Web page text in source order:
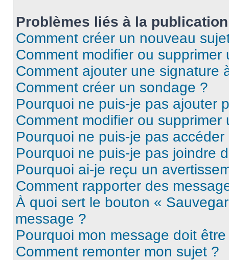
Problèmes liés à la
Comment créer un nouveau
Comment modifier ou supprimer
Comment ajouter une signature
Comment créer un sondage ?
Pourquoi ne puis-je pas ajouter
Comment modifier ou supprimer
Pourquoi ne puis-je pas
Pourquoi ne puis-je pas joindre
Pourquoi ai-je reçu un
Comment rapporter des
À quoi sert le bouton «
message ?
Pourquoi mon message doit
Comment remonter mon sujet ?